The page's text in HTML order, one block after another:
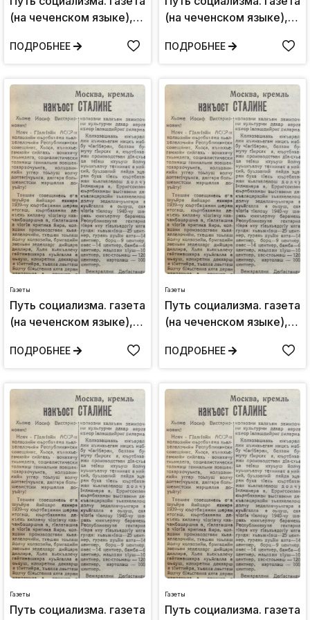
(на чеченском языке),
№80
ПОДРОБНЕЕ
(на чеченском языке),
№42(235)
ПОДРОБНЕЕ
Газеты
Путь социализма. газета
(на чеченском языке),
№23
ПОДРОБНЕЕ
Газеты
Путь социализма. газета
(на чеченском языке),
августа,1939: №57
ПОДРОБНЕЕ
Газеты
Путь социализма. газета
Газеты
Путь социализма. газета